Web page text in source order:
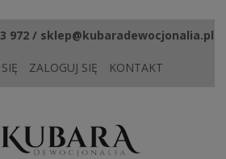
972 / sklep@kubaradewocjonalia.pl
ZALOGUJ SIĘ KONTAKT